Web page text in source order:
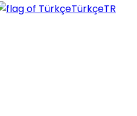
TürkçeTR